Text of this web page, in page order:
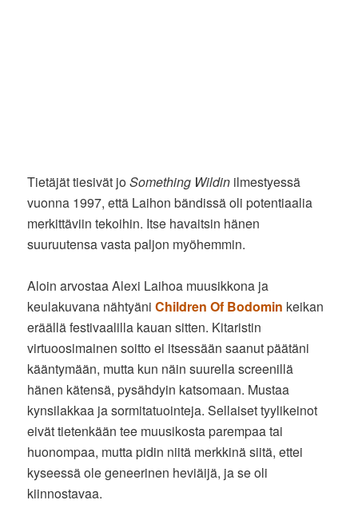
Tietäjät tiesivät joSomething Wildin ilmestyessä
vuonna 1997, että Laihon bändissä oli potentiaalia
merkittäviin tekoihin. Itse havaitsin hänen
suuruutensa vasta paljon myöhemmin.
Aloin arvostaa Alexi Laihoa muusikkona ja
keulakuvana nähtyäniChildren Of Bodomin keikan
eräällä festivaalilla kauan sitten. Kitaristin
virtuoosimainen soitto ei itsessään saanut päätäni
kääntymään, mutta kun näin suurella screenillä
hänen kätensä, pysähdyin katsomaan. Mustaa
kynsilakkaa ja sormitatuointeja. Sellaiset tyylikeinot
eivät tietenkään tee muusikosta parempaa tai
huonompaa, mutta pidin niitä merkkinä siitä, ettei
kyseessä ole geneerinen heviäijä, ja se oli
kiinnostavaa.